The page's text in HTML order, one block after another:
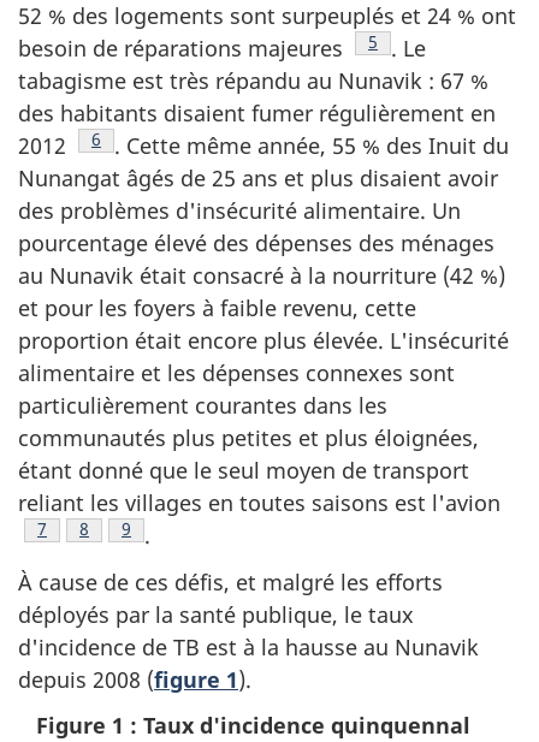
52 % des logements sont surpeuplés et 24 % ont
besoin de réparations majeures
Footnote
5
. Le
tabagisme est très répandu au Nunavik : 67 %
des habitants disaient fumer régulièrement en
2012
Footnote
6
. Cette même année, 55 % des Inuit du
Nunangat âgés de 25 ans et plus disaient avoir
des problèmes d'insécurité alimentaire. Un
pourcentage élevé des dépenses des ménages
au Nunavik était consacré à la nourriture (42 %)
et pour les foyers à faible revenu, cette
proportion était encore plus élevée. L'insécurité
alimentaire et les dépenses connexes sont
particulièrement courantes dans les
communautés plus petites et plus éloignées,
étant donné que le seul moyen de transport
reliant les villages en toutes saisons est l'avion
Footnote
7 Footnote
8 Footnote
9
.
À cause de ces défis, et malgré les efforts
déployés par la santé publique, le taux
d'incidence de TB est à la hausse au Nunavik
depuis 2008 (figure 1).
Figure 1 : Taux d'incidence quinquennal